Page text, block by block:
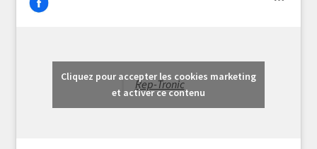
Rep-Tronic
Cliquez pour accepter les cookies marketing
et activer ce contenu